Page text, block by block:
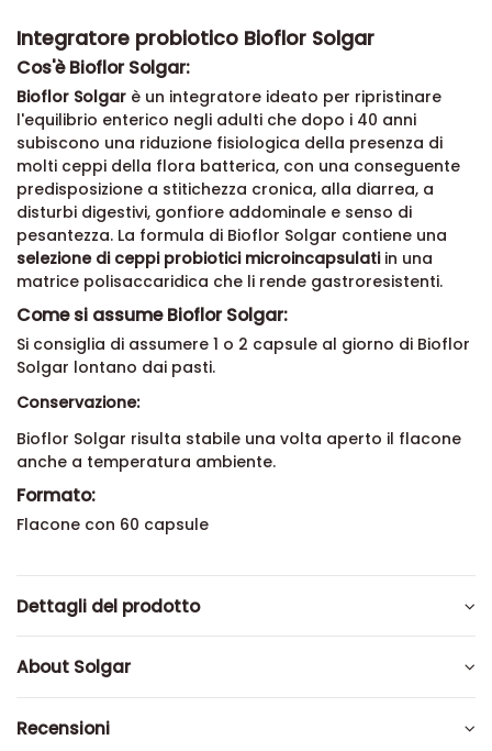
Integratore probiotico Bioflor Solgar
Cos'è Bioflor Solgar:
Bioflor Solgar è un integratore ideato per ripristinare
l'equilibrio enterico negli adulti che dopo i 40 anni
subiscono una riduzione fisiologica della presenza di
molti ceppi della flora batterica, con una conseguente
predisposizione a stitichezza cronica, alla diarrea, a
disturbi digestivi, gonfiore addominale e senso di
pesantezza. La formula di Bioflor Solgar contiene una
selezione di ceppi probioticimicroincapsulatiin una
matrice polisaccaridica che li rende gastroresistenti.
Come si assume Bioflor Solgar:
Si consiglia di assumere 1 o 2 capsule al giorno di Bioflor
Solgar lontano dai pasti.
Conservazione:
Bioflor Solgar risulta stabile una volta aperto il flacone
anche a temperatura ambiente.
Formato:
Flacone con 60 capsule
Dettagli del prodotto
About Solgar
Recensioni